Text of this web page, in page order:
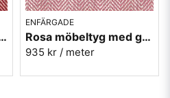
- Magdalena nr.1
ENFÄRGADE
Rosa möbeltyg med gåsögon - Magdalena nr.21
935 kr / meter